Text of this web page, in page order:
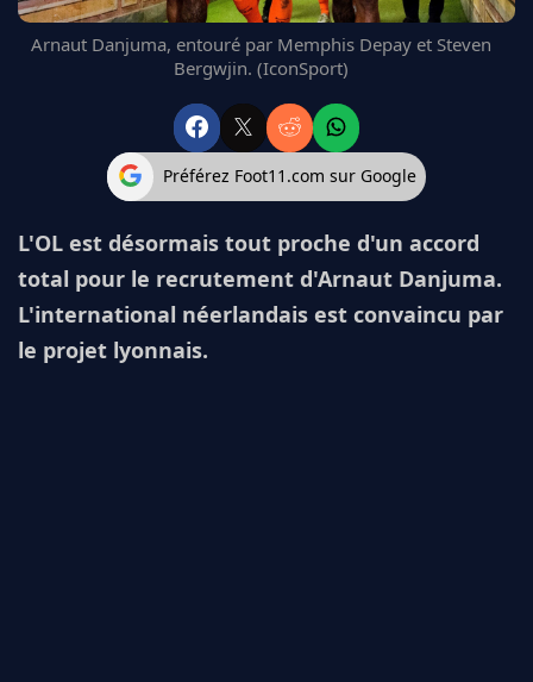
L'AVIS DE LA RÉDAC'
Arnaut Danjuma, entouré par Memphis Depay et Steven
Bergwjin. (IconSport)
Préférez Foot11.com sur Google
L'OL est désormais tout proche d'un accord
total pour le recrutement d'Arnaut Danjuma.
L'international néerlandais est convaincu par
le projet lyonnais.